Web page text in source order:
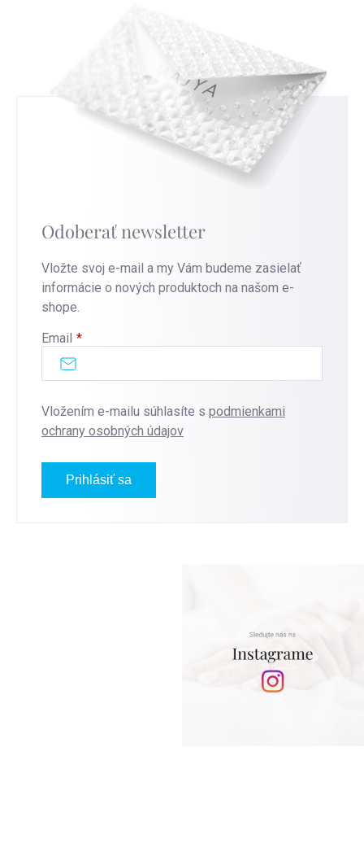
Odoberať newsletter
Vložte svoj e-mail a my Vám budeme zasielať
informácie o nových produktoch na našom e-
shope.
Email
Vložením e-mailu súhlasíte s podmienkami
ochrany osobných údajov
Prihlásiť sa